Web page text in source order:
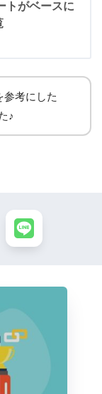
トがベースに
参考にした
♪